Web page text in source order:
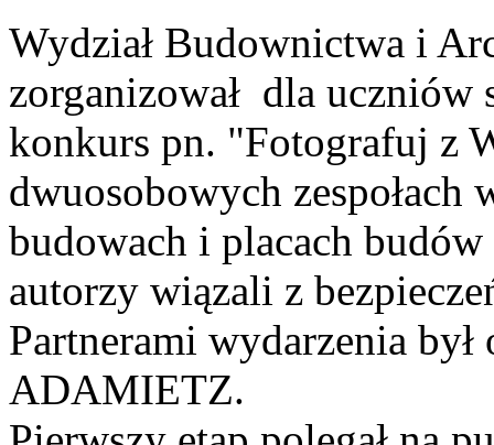
Wydział Budownictwa i
zorganizował dla uczniów
konkurs pn. "Fotografuj z
dwuosobowych zespołach
budowach i placach
autorzy wiązali z
Partnerami wydarzenia
ADAMIETZ.